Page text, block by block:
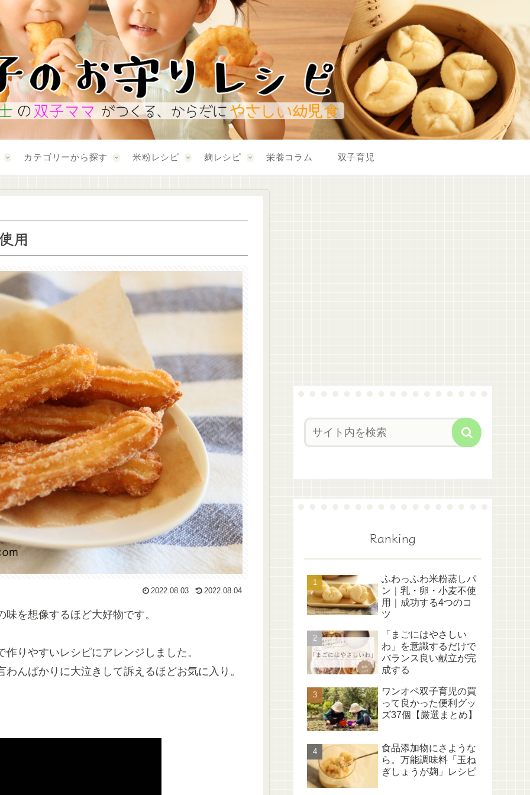
カテゴリーから探す 米粉レシピ 麹レシピ 栄養コラム 双子育児
用
2022.08.03 2022.08.04
を想像するほど大好物です。
りやすいレシピにアレンジしました。
んばかりに大泣きして訴えるほどお気に入り。
Ranking
ふわっふわ米粉蒸しパ
ン｜乳・卵・小麦不使
用｜成功する4つのコ
ツ
「まごにはやさしい
わ」を意識するだけで
バランス良い献立が完
成する
ワンオペ双子育児の買
って良かった便利グッ
ズ37個【厳選まとめ】
食品添加物にさような
ら。万能調味料「玉ね
ぎしょうが麹」レシピ